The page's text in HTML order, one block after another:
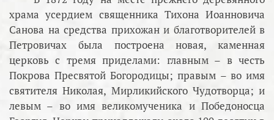
храма усердием священника Тихона Иоанновича
Санова на средства прихожан и благотворителей в
Петровичах была построена новая, каменная
церковь с тремя приделами: главным – в честь
Покрова Пресвятой Богородицы; правым – во имя
святителя Николая, Мирликийского Чудотворца; и
левым – во имя великомученика и Победоносца